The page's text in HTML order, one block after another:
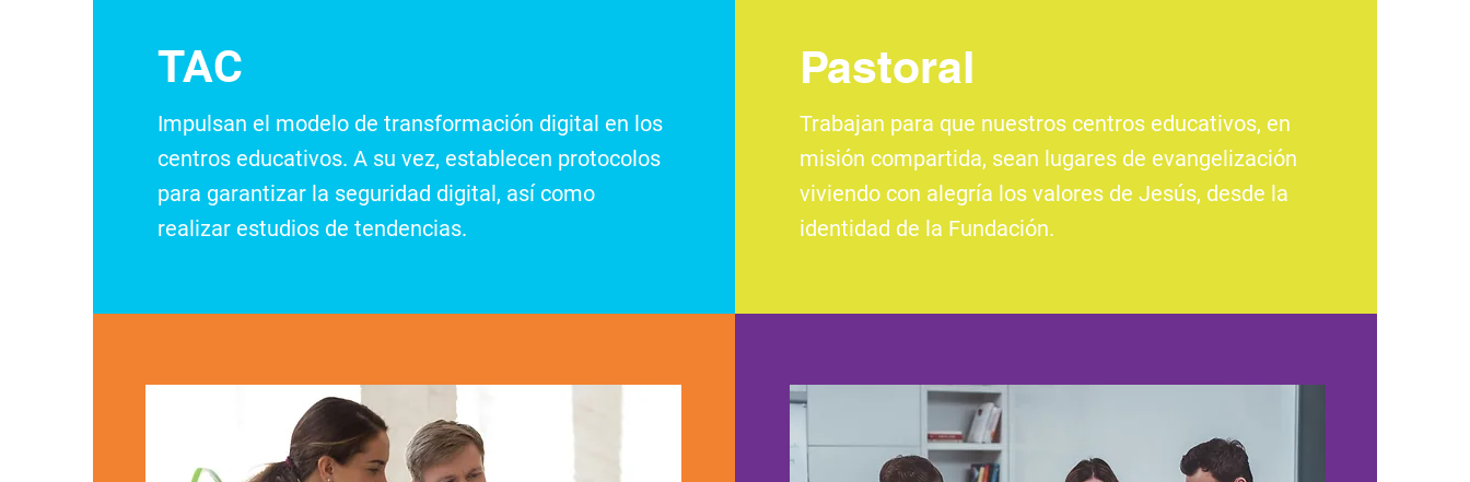
TAC
Impulsan el modelo de transformación digital en los
centros educativos. A su vez, establecen protocolos
para garantizar la seguridad digital, así como
realizar estudios de tendencias.
Pastoral
Trabajan para que nuestros centros educativos, en
misión compartida, sean lugares de evangelización
viviendo con alegría los valores de Jesús, desde la
identidad de la Fundación.